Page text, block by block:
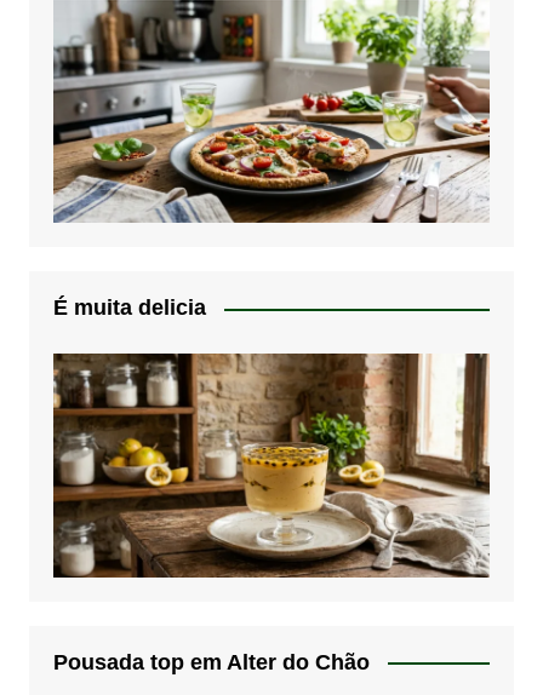
É muita delicia
Pousada top em Alter do Chão